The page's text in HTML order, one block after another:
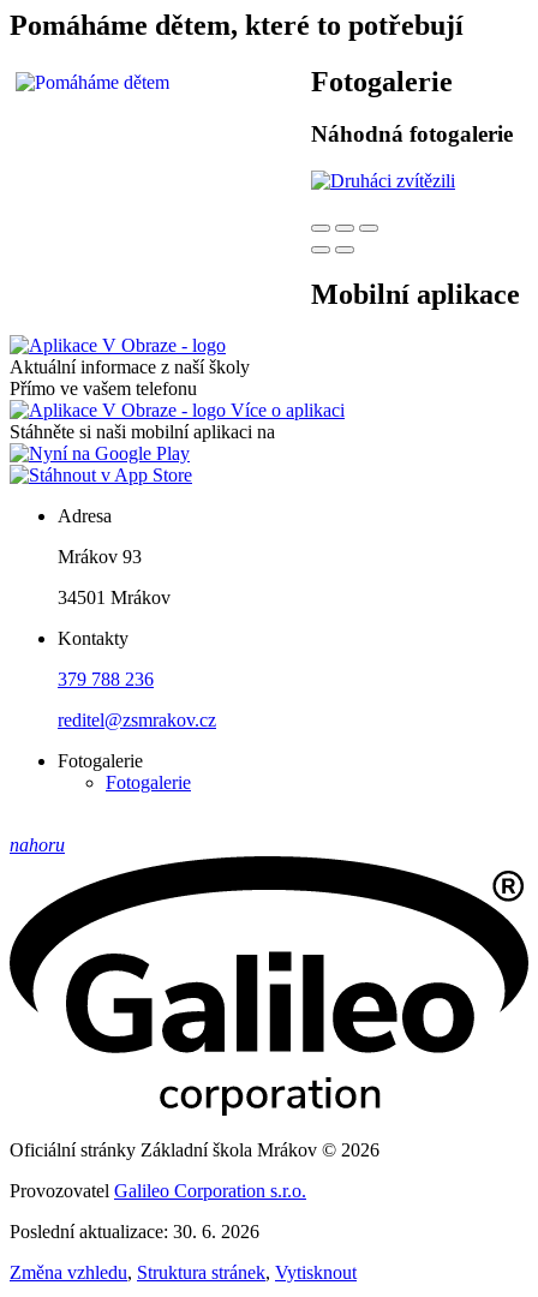
Pomáháme dětem, které to potřebují
Fotogalerie
Náhodná fotogalerie
Mobilní aplikace
Aktuální informace z naší školy
Přímo ve vašem telefonu
Více o aplikaci
Stáhněte si naši mobilní aplikaci na
Adresa
Mrákov 93
34501 Mrákov
Kontakty
379 788 236
reditel@zsmrakov.cz
Fotogalerie
Fotogalerie
nahoru
Oficiální stránky Základní škola Mrákov © 2026
Provozovatel Galileo Corporation s.r.o.
Poslední aktualizace: 30. 6. 2026
Změna vzhledu, Struktura stránek, Vytisknout